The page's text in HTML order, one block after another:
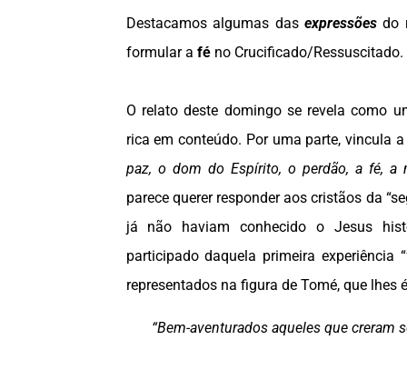
Destacamos algumas dasexpressões do
formular a fé no Crucificado/Ressuscitado.
O relato deste domingo se revela como
rica em conteúdo. Por uma parte, vincula
paz, o dom do Espírito, o perdão, a fé, a
parece querer responder aos cristãos da
já não haviam conhecido o Jesus
participado daquela primeira experiência
representados na figura de Tomé, que lhes
“Bem-aventurados aqueles que creram